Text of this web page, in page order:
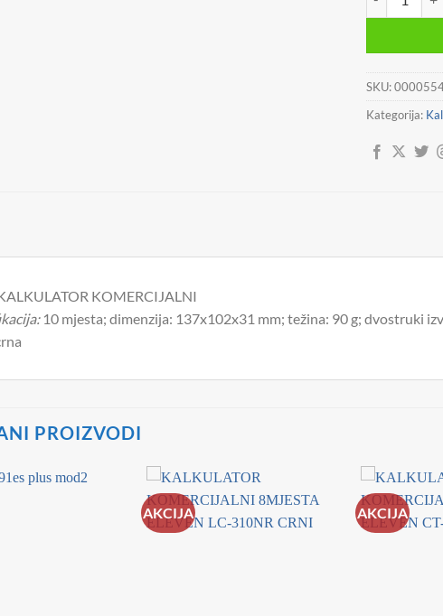
SKU:
Kategorija:
KOMERCIJALNI
10 mjesta; dimenzija: 137x102x31 mm; težina: 90 g; dvostruki
PROIZVODI
AKCIJA AKCIJA